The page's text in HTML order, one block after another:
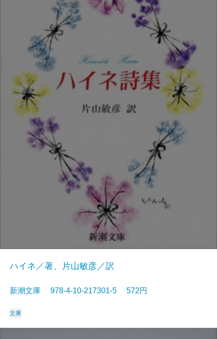
ハイネ／著、片山敏彦／訳
新潮文庫 978-4-10-217301-5 572円
文庫